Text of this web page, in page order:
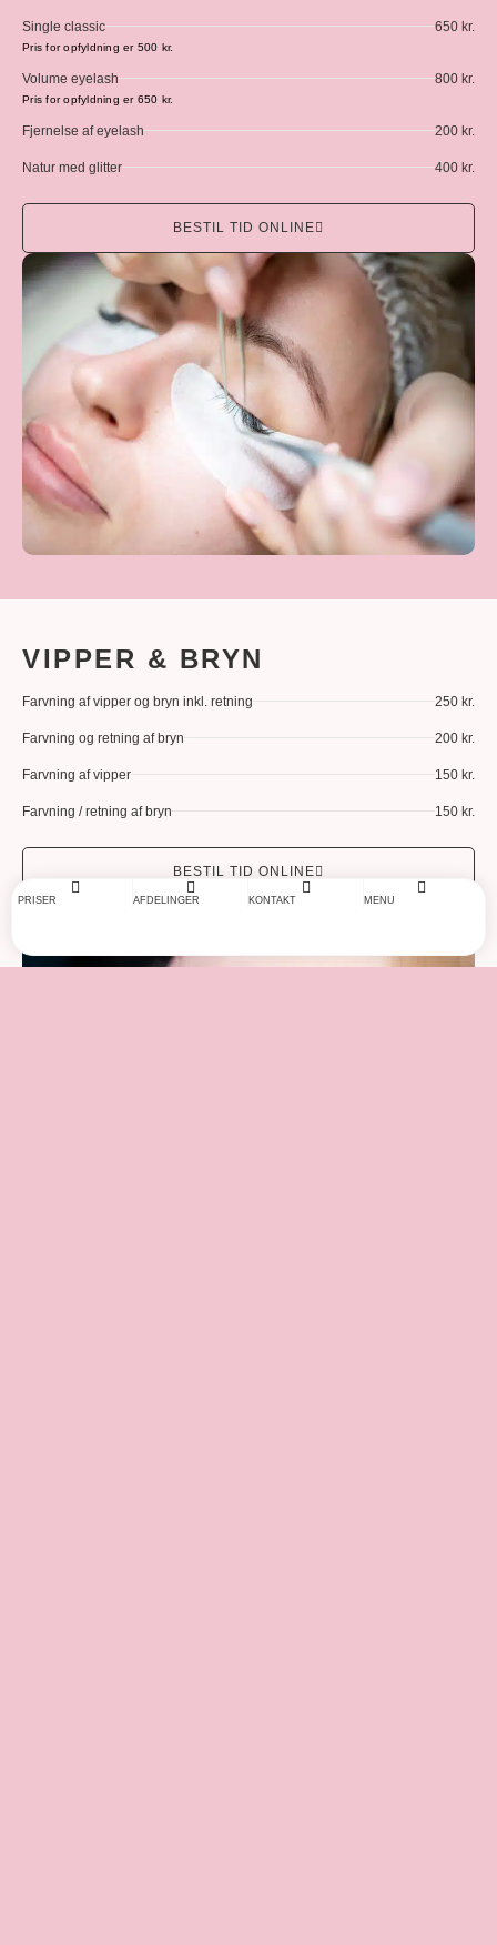
PRISER AFDELINGER KONTAKT MENU
Single classic 650 kr.
Pris for opfyldning er 500 kr.
Volume eyelash 800 kr.
Pris for opfyldning er 650 kr.
Fjernelse af eyelash 200 kr.
Natur med glitter 400 kr.
BESTIL TID ONLINE
VIPPER & BRYN
Farvning af vipper og bryn inkl. retning 250 kr.
Farvning og retning af bryn 200 kr.
Farvning af vipper 150 kr.
Farvning / retning af bryn 150 kr.
BESTIL TID ONLINE